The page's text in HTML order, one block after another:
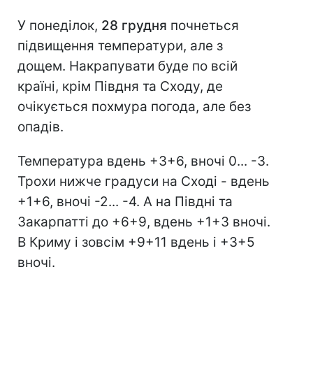
У понеділок, 28 грудня почнеться
підвищення температури, але з
дощем. Накрапувати буде по всій
країні, крім Півдня та Сходу, де
очікується похмура погода, але без
опадів.
Температура вдень +3+6, вночі 0... -3.
Трохи нижче градуси на Сході - вдень
+1+6, вночі -2... -4. А на Півдні та
Закарпатті до +6+9, вдень +1+3 вночі.
В Криму і зовсім +9+11 вдень і +3+5
вночі.